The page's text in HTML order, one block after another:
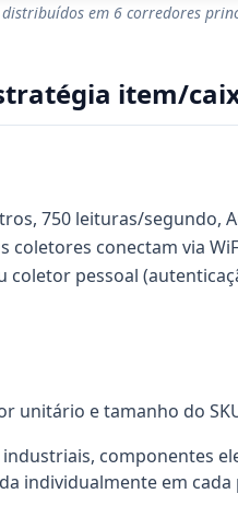
em 6 corredores
item/
750 leituras/segundo,
conectam via
pessoal
unitário e tamanho do
componentes
individualmente em